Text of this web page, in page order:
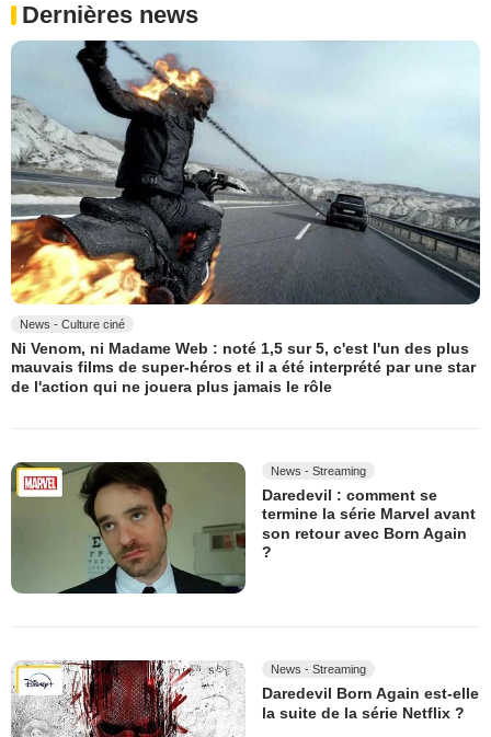
Dernières news
News - Culture ciné
Ni Venom, ni Madame Web : noté 1,5 sur 5, c'est l'un des plus
mauvais films de super-héros et il a été interprété par une star
de l'action qui ne jouera plus jamais le rôle
News - Streaming
Daredevil : comment se
termine la série Marvel avant
son retour avec Born Again
?
News - Streaming
Daredevil Born Again est-elle
la suite de la série Netflix ?